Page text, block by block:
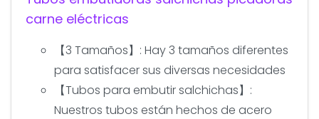
carne eléctricas
【3 Tamaños】: Hay 3 tamaños diferentes
para satisfacer sus diversas necesidades
【Tubos para embutir salchichas】:
Nuestros tubos están hechos de acero